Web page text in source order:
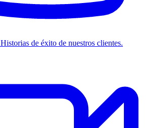
Historias de éxito de nuestros clientes.